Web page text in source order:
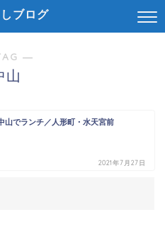
ブログ
―
山
山でランチ／人形町・水天宮前
2021年7月27日